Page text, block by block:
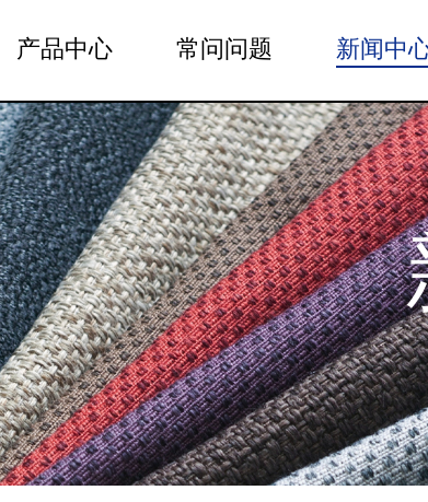
产品中心 常问问题 新闻中